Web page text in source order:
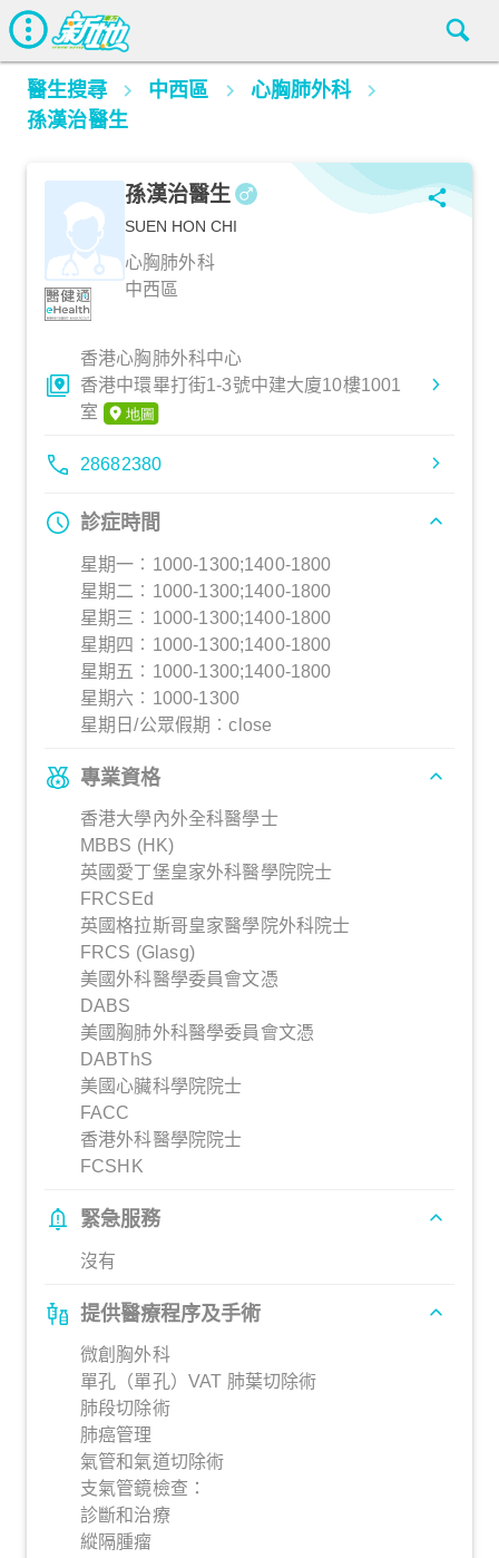
醫生搜尋 中西區
心胸肺外科
孫漢治醫生
孫漢治醫生
SUEN HON CHI
心胸肺外科
中西區
香港心胸肺外科中心
香港中環畢打街1-3號中建大廈10樓1001
室
28682380
診症時間
星期一︰1000-1300;1400-1800
星期二︰1000-1300;1400-1800
星期三︰1000-1300;1400-1800
星期四︰1000-1300;1400-1800
星期五︰1000-1300;1400-1800
星期六︰1000-1300
星期日/公眾假期︰close
專業資格
香港大學內外全科醫學士
MBBS (HK)
英國愛丁堡皇家外科醫學院院士
FRCSEd
英國格拉斯哥皇家醫學院外科院士
FRCS (Glasg)
美國外科醫學委員會文憑
DABS
美國胸肺外科醫學委員會文憑
DABThS
美國心臟科學院院士
FACC
香港外科醫學院院士
FCSHK
緊急服務
沒有
提供醫療程序及手術
微創胸外科
單孔（單孔）VAT 肺葉切除術
肺段切除術
肺癌管理
氣管和氣道切除術
支氣管鏡檢查：
診斷和治療
縱隔腫瘤